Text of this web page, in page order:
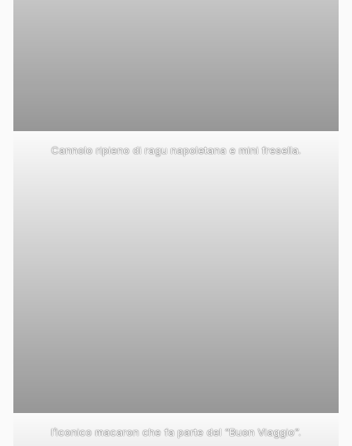
Cannolo ripieno di ragu napoletana e mini fresella.
l’iconico macaron che fa parte del “Buon Viaggio”.